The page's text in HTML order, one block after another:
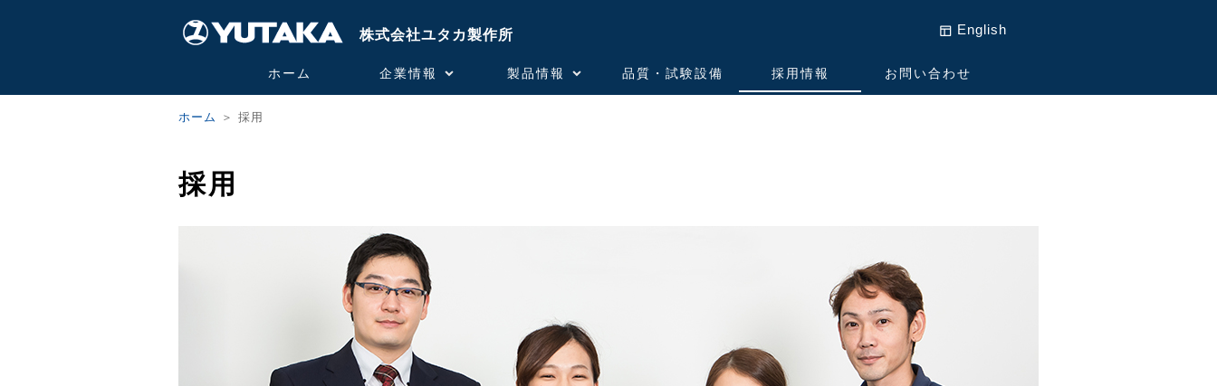
株式会社ユタカ製作所 English
ホーム 企業情報 製品情報 品質・試験設備 採用情報 お問い合わせ
ホーム ＞ 採用
採用